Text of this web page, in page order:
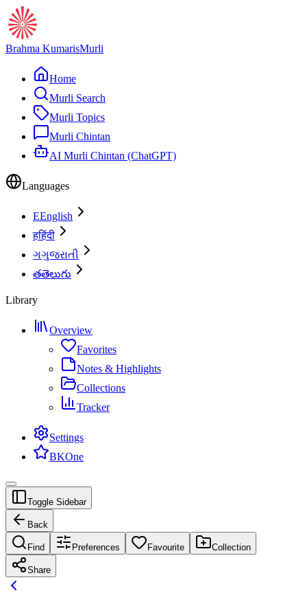
Brahma KumarisMurli
Home
Murli Search
Murli Topics
Murli Chintan
AI Murli Chintan (ChatGPT)
Languages
EEnglish
हहिंदी
ગગુજરાતી
తతెలుగు
Library
Overview
Favorites
Notes & Highlights
Collections
Tracker
Settings
BKOne
Toggle Sidebar
Back
Find Preferences Favourite Collection
Share